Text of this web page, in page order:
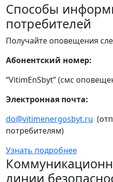
Способы
потребителей
Получайте оповещения
Абонентский номер:
“VitimEnSbyt” (смс
Электронная почта:
do@vitimenergosbyt.ru
потребителям)
Узнать подробнее
линии